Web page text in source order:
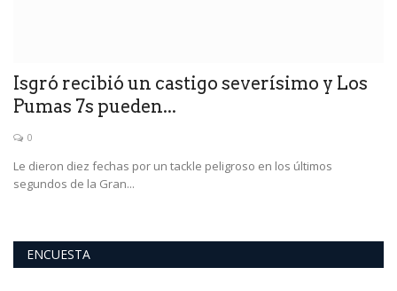
Isgró recibió un castigo severísimo y Los
Pumas 7s pueden...
0
Le dieron diez fechas por un tackle peligroso en los últimos
segundos de la Gran...
ENCUESTA